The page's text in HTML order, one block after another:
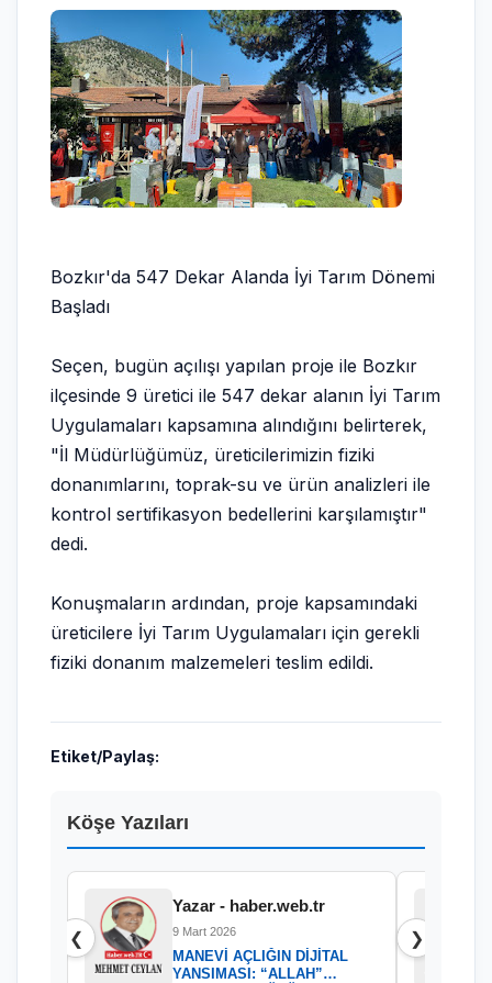
Bozkır'da 547 Dekar Alanda İyi Tarım Dönemi
Başladı
Seçen, bugün açılışı yapılan proje ile Bozkır
ilçesinde 9 üretici ile 547 dekar alanın İyi Tarım
Uygulamaları kapsamına alındığını belirterek,
"İl Müdürlüğümüz, üreticilerimizin fiziki
donanımlarını, toprak-su ve ürün analizleri ile
kontrol sertifikasyon bedellerini karşılamıştır"
dedi.
Konuşmaların ardından, proje kapsamındaki
üreticilere İyi Tarım Uygulamaları için gerekli
fiziki donanım malzemeleri teslim edildi.
Etiket/Paylaş:
Köşe Yazıları
❮
Yazar - haber.web.tr
9 Mart 2026
MANEVİ AÇLIĞIN DİJİTAL
YANSIMASI: “ALLAH”
❯